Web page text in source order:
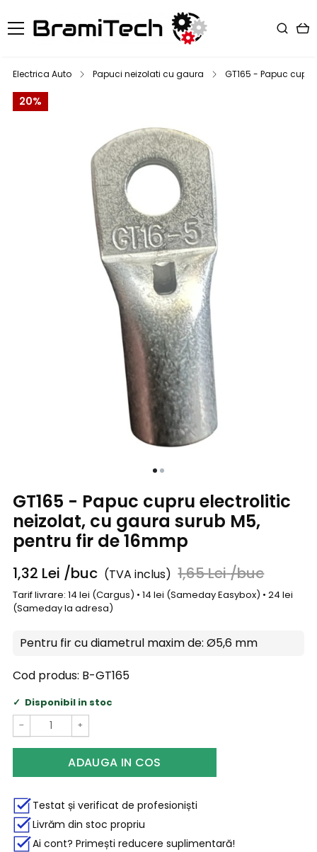
Electrica Auto Papuci neizolati cu gaura GT165 - Papuc
20%
GT165 - Papuc cupru electrolitic
neizolat, cu gaura surub M5,
pentru fir de 16mmp
1,32 Lei /buc (TVA inclus) 1,65Lei/buc
Tarif livrare: 14 lei (Cargus) • 14 lei (Sameday Easybox) • 24 lei
(Sameday la adresa)
Cod produs: B-GT165
Pentru fir cu diametrul maxim de: Ø5,6 mm
Disponibil in stoc
− +
ADAUGA IN COS
Testat și verificat de profesioniști
Livrăm din stoc propriu
Ai cont? Primești reducere suplimentară!